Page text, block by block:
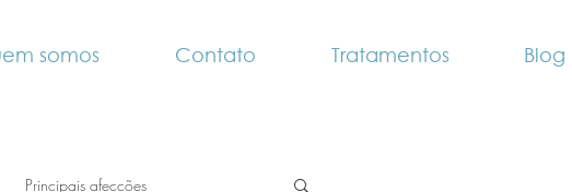
somos Contato Tratamentos Blog
Principais afecções